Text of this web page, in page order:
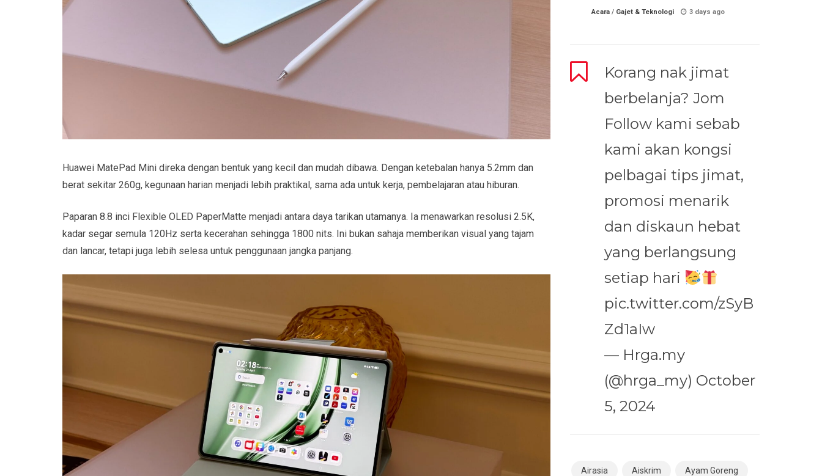
Huawei MatePad Mini direka dengan bentuk yang kecil dan mudah dibawa. Dengan ketebalan hanya 5.2mm dan
berat sekitar 260g, kegunaan harian menjadi lebih praktikal, sama ada untuk kerja, pembelajaran atau hiburan.
Paparan 8.8 inci Flexible OLED PaperMatte menjadi antara daya tarikan utamanya. Ia menawarkan resolusi 2.5K,
kadar segar semula 120Hz serta kecerahan sehingga 1800 nits. Ini bukan sahaja memberikan visual yang tajam
dan lancar, tetapi juga lebih selesa untuk penggunaan jangka panjang.
Acara / Gajet & Teknologi 3 days ago
Korang nak jimat
berbelanja? Jom
Follow kami sebab
kami akan kongsi
pelbagai tips jimat,
promosi menarik
dan diskaun hebat
yang berlangsung
setiap hari
pic.twitter.com/zSyB
Zd1aIw
— Hrga.my
(@hrga_my) October
5, 2024
Airasia Aiskrim Ayam Goreng